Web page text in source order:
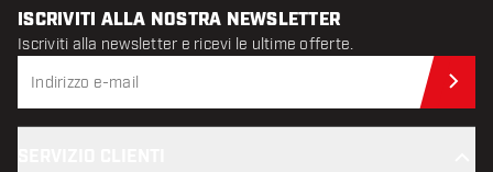
ISCRIVITI ALLA NOSTRA NEWSLETTER
Iscriviti alla newsletter e ricevi le ultime offerte.